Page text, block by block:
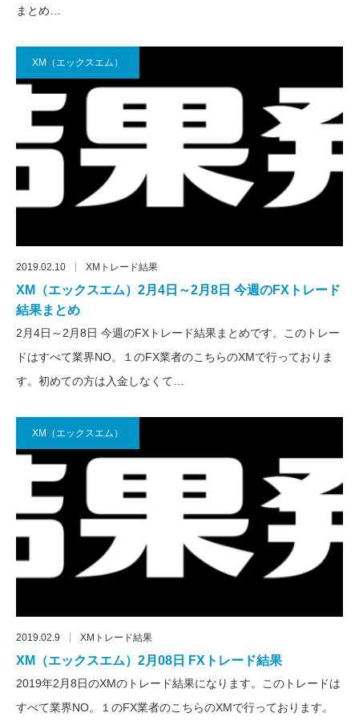
まとめ…
XM（エックスエム）
2019.02.10 XMトレード結果
XM（エックスエム）2月4日～2月8日 今週のFXトレード
結果まとめ
2月4日～2月8日 今週のFXトレード結果まとめです。このトレー
ドはすべて業界NO。１のFX業者のこちらのXMで行っておりま
す。初めての方は入金しなくて…
XM（エックスエム）
2019.02.9 XMトレード結果
XM（エックスエム）2月08日 FXトレード結果
2019年2月8日のXMのトレード結果になります。このトレードは
すべて業界NO。１のFX業者のこちらのXMで行っております。